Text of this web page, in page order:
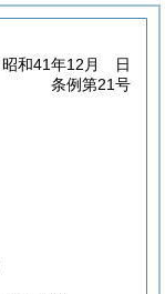
昭和41年12月 日
条例第21号